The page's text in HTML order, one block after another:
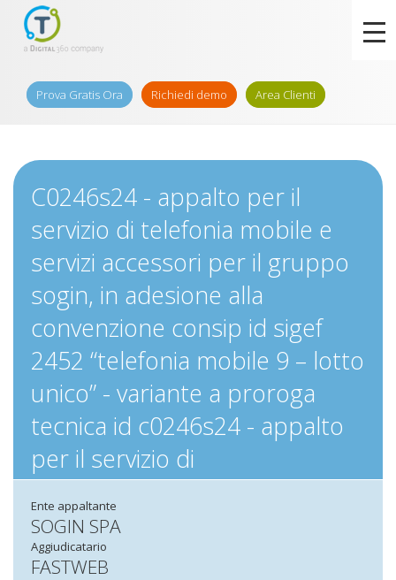
Prova Gratis Ora Richiedi demo Area Clienti
C0246s24 - appalto per il
servizio di telefonia mobile e
servizi accessori per il gruppo
sogin, in adesione alla
convenzione consip id sigef
2452 “telefonia mobile 9 – lotto
unico” - variante a proroga
tecnica id c0246s24 - appalto
per il servizio di
Ente appaltante
SOGIN SPA
Aggiudicatario
FASTWEB